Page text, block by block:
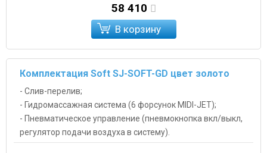
58 410
В корзину
Комплектация Soft SJ-SOFT-GD цвет золото
- Слив-перелив;
- Гидромассажная система (6 форсунок MIDI-JET);
- Пневматическое управление (пневмокнопка вкл/выкл,
регулятор подачи воздуха в систему).